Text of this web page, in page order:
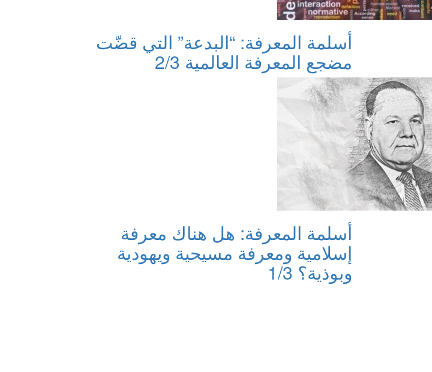
أسلمة المعرفة: “البدعة” التي قضّت
مضجع المعرفة العالمية 2/3
أسلمة المعرفة: هل هناك معرفة
إسلامية ومعرفة مسيحية ويهودية
وبوذية؟ 1/3